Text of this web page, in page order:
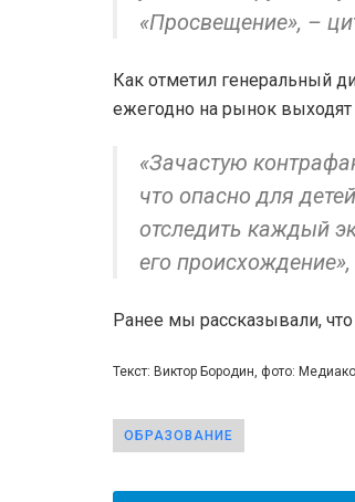
«Просвещение», –
Как отметил генеральный
ежегодно на рынок
«Зачастую
что опасно для
отследить каждый
его
Ранее мы рассказывали,
Текст: Виктор Бородин, фото:
ОБРАЗОВАНИЕ